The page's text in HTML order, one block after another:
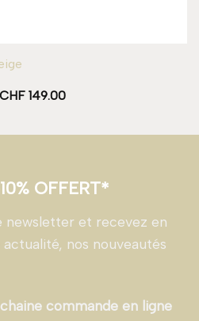
CHF 149.00
OFFERT*
newsletter et recevez en
nos nouveautés
commande en ligne